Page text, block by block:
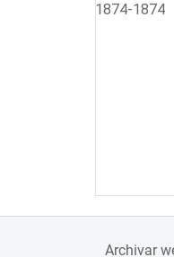
1874-1874
Archivar